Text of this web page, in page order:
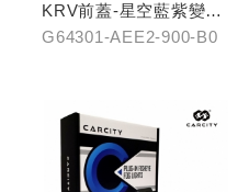
KRV前蓋-星空藍紫變色
龍
G64301-AEE2-900-B0